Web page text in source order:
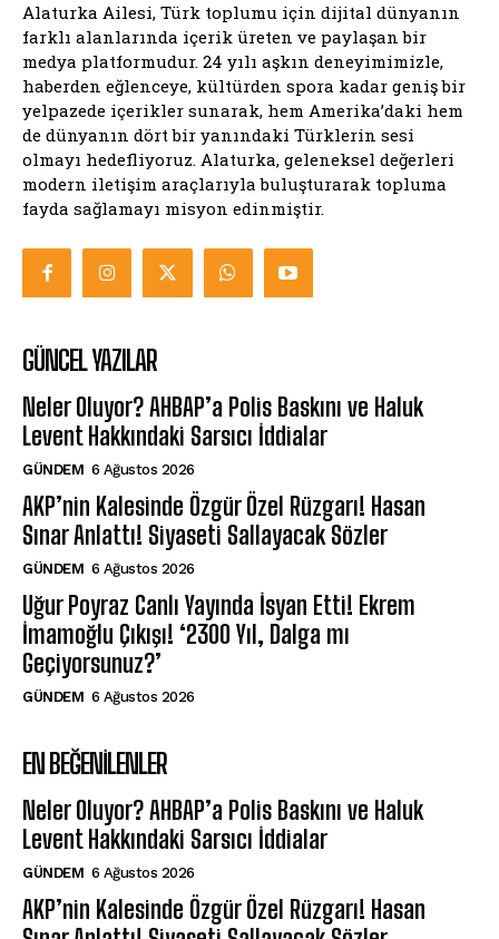
Alaturka Ailesi, Türk toplumu için dijital dünyanın
farklı alanlarında içerik üreten ve paylaşan bir
medya platformudur. 24 yılı aşkın deneyimimizle,
haberden eğlenceye, kültürden spora kadar geniş bir
yelpazede içerikler sunarak, hem Amerika’daki hem
de dünyanın dört bir yanındaki Türklerin sesi
olmayı hedefliyoruz. Alaturka, geleneksel değerleri
modern iletişim araçlarıyla buluşturarak topluma
fayda sağlamayı misyon edinmiştir.
GÜNCEL YAZILAR
Neler Oluyor? AHBAP’a Polis Baskını ve Haluk
Levent Hakkındaki Sarsıcı İddialar
GÜNDEM 6 Ağustos 2026
AKP’nin Kalesinde Özgür Özel Rüzgarı! Hasan
Sınar Anlattı! Siyaseti Sallayacak Sözler
GÜNDEM 6 Ağustos 2026
Uğur Poyraz Canlı Yayında İsyan Etti! Ekrem
İmamoğlu Çıkışı! ‘2300 Yıl, Dalga mı
Geçiyorsunuz?’
GÜNDEM 6 Ağustos 2026
EN BEĞENILENLER
Neler Oluyor? AHBAP’a Polis Baskını ve Haluk
Levent Hakkındaki Sarsıcı İddialar
GÜNDEM 6 Ağustos 2026
AKP’nin Kalesinde Özgür Özel Rüzgarı! Hasan